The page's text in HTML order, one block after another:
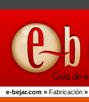
e-bejar.com » Fabricación »